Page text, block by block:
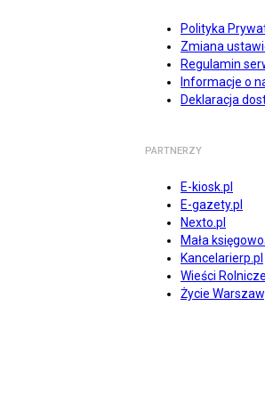
Polityka
Zmiana
Regulamin
Informacje o
Deklaracja
PARTNERZY
E-kiosk.pl
E-gazety.pl
Nexto.pl
Mała
Kancelarierp.pl
Wieści Rolnicze
Życie